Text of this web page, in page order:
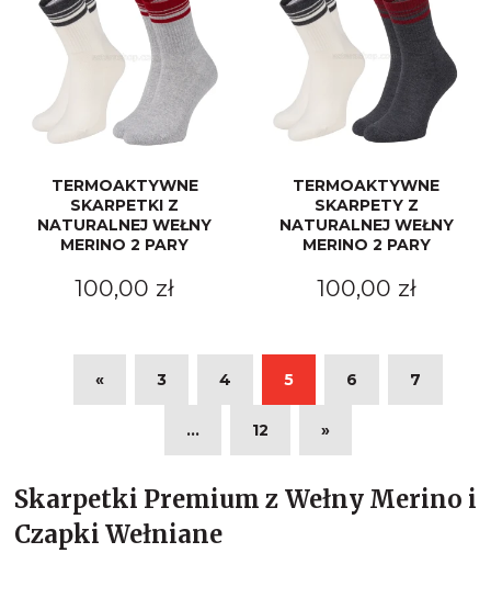
TERMOAKTYWNE
SKARPETKI Z
NATURALNEJ WEŁNY
MERINO 2 PARY
100,00 zł
TERMOAKTYWNE
SKARPETY Z
NATURALNEJ WEŁNY
MERINO 2 PARY
100,00 zł
« 3 4 5 6 7
... 12 »
Skarpetki Premium z Wełny Merino i
Czapki Wełniane